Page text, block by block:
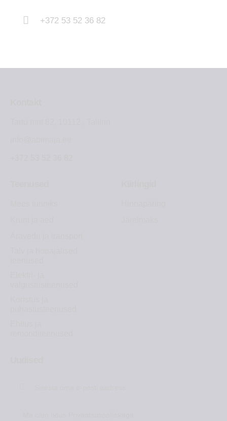
+372 53 52 36 82